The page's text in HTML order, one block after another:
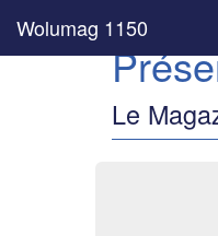
Wolumag 1150
Le